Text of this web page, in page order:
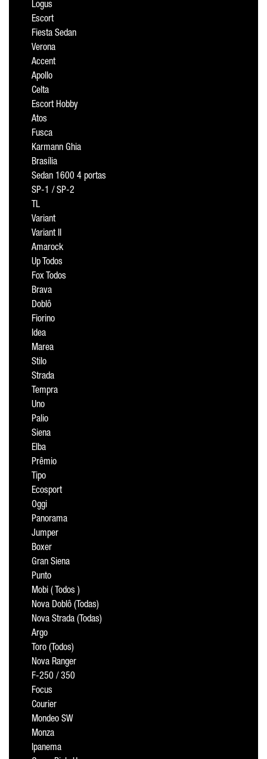
Logus
Escort
Fiesta Sedan
Verona
Accent
Apollo
Celta
Escort Hobby
Atos
Fusca
Karmann Ghia
Brasília
Sedan 1600 4 portas
SP-1 / SP-2
TL
Variant
Variant II
Amarock
Up Todos
Fox Todos
Brava
Doblô
Fiorino
Idea
Marea
Stilo
Strada
Tempra
Uno
Palio
Siena
Elba
Prêmio
Tipo
Ecosport
Oggi
Panorama
Jumper
Boxer
Gran Siena
Punto
Mobi ( Todos )
Nova Doblô (Todas)
Nova Strada (Todas)
Argo
Toro (Todos)
Nova Ranger
F-250 / 350
Focus
Courier
Mondeo SW
Monza
Ipanema